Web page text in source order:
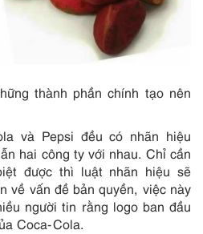
thành phần chính tạo nên
và Pepsi đều có nhãn hiệu
hai công ty với nhau. Chỉ cần
được thì luật nhãn hiệu sẽ
về vấn đề bản quyền, việc này
người tin rằng logo ban đầu
Coca-Cola.